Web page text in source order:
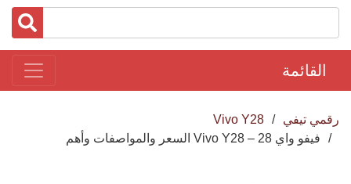
القائمة
رقمي تيفي
Vivo Y28
فيفو واي 28 – Vivo Y28 السعر والمواصفات وأهم